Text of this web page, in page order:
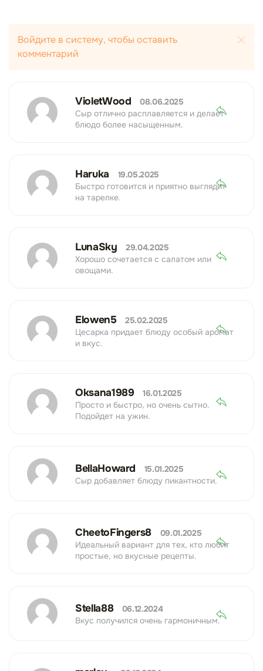
Войдите в систему, чтобы оставить
комментарий
VioletWood
08.06.2025
Сыр отлично расплавляется и делает
блюдо более насыщенным.
Haruka
19.05.2025
Быстро готовится и приятно выглядит
на тарелке.
LunaSky
29.04.2025
Хорошо сочетается с салатом или
овощами.
Elowen5
25.02.2025
Цесарка придает блюду особый аромат
и вкус.
Oksana1989
16.01.2025
Просто и быстро, но очень сытно.
Подойдет на ужин.
BellaHoward
15.01.2025
Сыр добавляет блюду пикантности.
CheetoFingers8
09.01.2025
Идеальный вариант для тех, кто любит
простые, но вкусные рецепты.
Stella88
06.12.2024
Вкус получился очень гармоничным.